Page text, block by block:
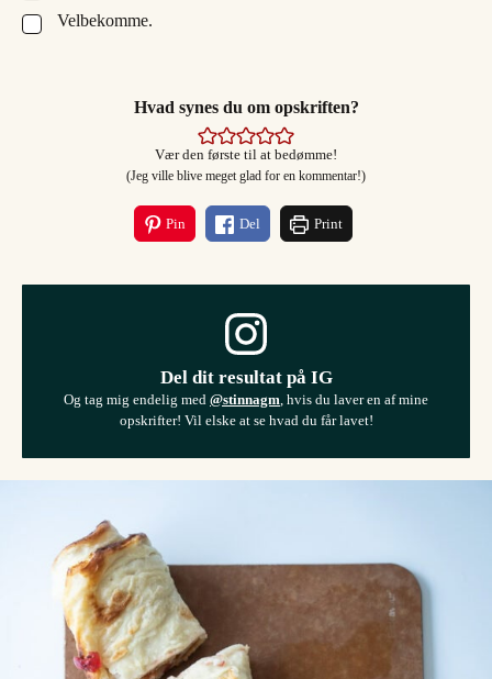
▢
Velbekomme.
Hvad synes du om opskriften?
Vær den første til at bedømme!
(Jeg ville blive meget glad for en kommentar!)
Pin Del Print
Del dit resultat på IG
Og tag mig endelig med @stinnagm , hvis du laver en af mine
opskrifter! Vil elske at se hvad du får lavet!